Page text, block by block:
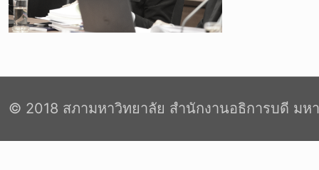
© 2018 สภามหาวิทยาลัย สำนักงานอธิการบดี มห